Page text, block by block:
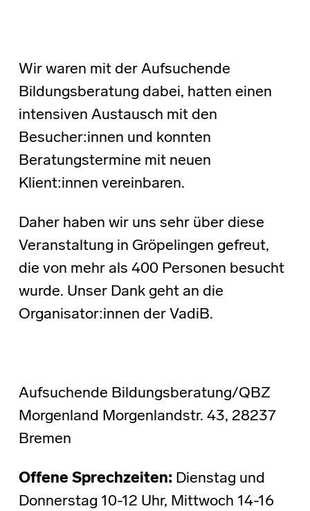
Wir waren mit der Aufsuchende
Bildungsberatung dabei, hatten einen
intensiven Austausch mit den
Besucher:innen und konnten
Beratungstermine mit neuen
Klient:innen vereinbaren.
Daher haben wir uns sehr über diese
Veranstaltung in Gröpelingen gefreut,
die von mehr als 400 Personen besucht
wurde. Unser Dank geht an die
Organisator:innen der VadiB.
Aufsuchende Bildungsberatung/QBZ
Morgenland Morgenlandstr. 43, 28237
Bremen
Offene Sprechzeiten: Dienstag und
Donnerstag 10-12 Uhr, Mittwoch 14-16